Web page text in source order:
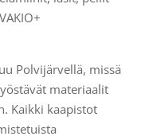
Polvijärvellä, missä
materiaalit
Kaikki kaapistot